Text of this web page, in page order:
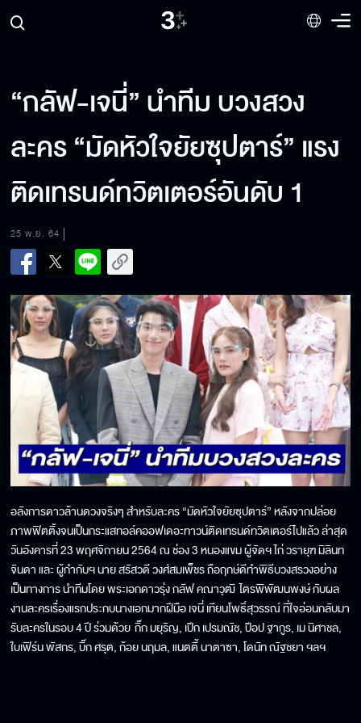
“กลัฟ-เจนี่” นำทีม บวงสวง
ละคร “มัดหัวใจยัยซุปตาร์” แรง
ติดเทรนด์ทวิตเตอร์อันดับ 1
25 พ.ย. 64
อลังการดาวล้านดวงจริงๆ สำหรับละคร “มัดหัวใจยัยซุปตาร์” หลังจากปล่อย
ภาพฟิตติ้งจนเป็นกระแสทอล์คออฟเดอะทาวน์ติดเทรนด์ทวิตเตอร์ไปแล้ว ล่าสุด
วันอังคารที่ 23 พฤศจิกายน 2564 ณ ช่อง 3 หนองแขม ผู้จัดฯ ไก่ วรายุฑ มิลินท
จินดา และ ผู้กำกับฯ นาย สรัสวดี วงศ์สมเพ็ชร ถือฤกษ์ดีทำพิธีบวงสรวงอย่าง
เป็นทางการ นำทีมโดย พระเอกดาวรุ่ง กลัฟ คณาวุฒิ ไตรพิพัฒนพงษ์ กับผล
งานละครเรื่องแรกประกบนางเอกมากฝีมือ เจนี่ เทียนโพธิ์สุวรรณ์ ที่ใจอ่อนกลับมา
รับละครในรอบ 4 ปี ร่วมด้วย กิ๊ก มยุริญ, เป๊ก เปรมณัช, ป๊อป ฐากูร, เม นิศาชล,
ใบเฟิร์น พัสกร, บิ๊ก ศรุต, ก้อย นฤมล, แนตตี้ นาตาซา, โดนัท ณัฐชยา ฯลฯ